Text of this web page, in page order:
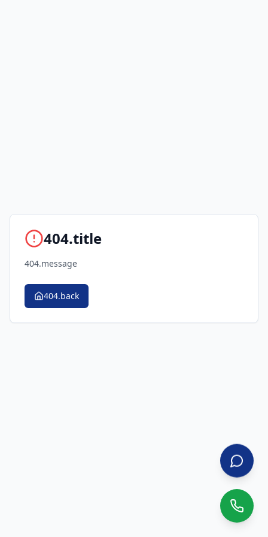
404.title
404.message
404.back